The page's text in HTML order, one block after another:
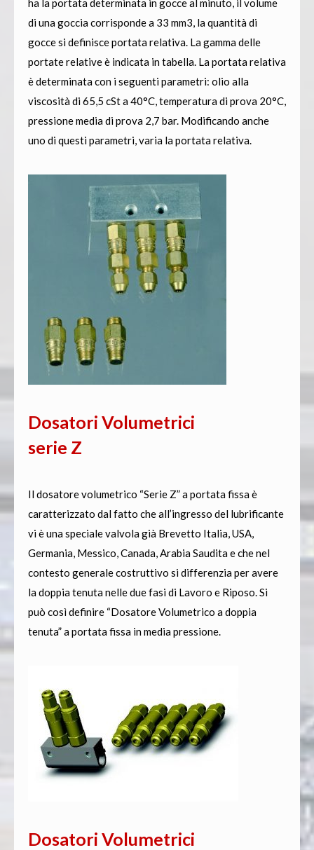
ha la portata determinata in gocce al minuto, il volume
di una goccia corrisponde a 33 mm3, la quantità di
gocce si definisce portata relativa. La gamma delle
portate relative è indicata in tabella. La portata relativa
è determinata con i seguenti parametri: olio alla
viscosità di 65,5 cSt a 40°C, temperatura di prova 20°C,
pressione media di prova 2,7 bar. Modificando anche
uno di questi parametri, varia la portata relativa.
Dosatori Volumetrici
serie Z
Il dosatore volumetrico “Serie Z” a portata fissa è
caratterizzato dal fatto che all’ingresso del lubrificante
vi è una speciale valvola già Brevetto Italia, USA,
Germania, Messico, Canada, Arabia Saudita e che nel
contesto generale costruttivo si differenzia per avere
la doppia tenuta nelle due fasi di Lavoro e Riposo. Si
può così definire “Dosatore Volumetrico a doppia
tenuta” a portata fissa in media pressione.
Dosatori Volumetrici